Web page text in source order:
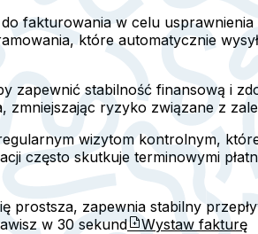
fakturowania w celu
które automatycznie
zapewnić stabilność finansową i
ryzyko związane z
wizytom kontrolnym,
często skutkuje terminowymi
prostsza, zapewnia stabilny
w 30 sekund Wystaw fakturę